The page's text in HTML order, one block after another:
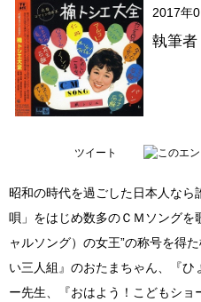
2017年
執筆者
ツイート
昭和の時代を過ごした日本人な
唄」をはじめ数多のＣＭソングを
ャルソング）の女王”の称号を得
い三人組』のおたまちゃん、『
ー先生、『おはよう！こどもシ